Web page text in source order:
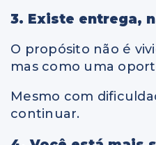
3. Existe entrega,
O propósito não é
mas como uma
Mesmo com
continuar.